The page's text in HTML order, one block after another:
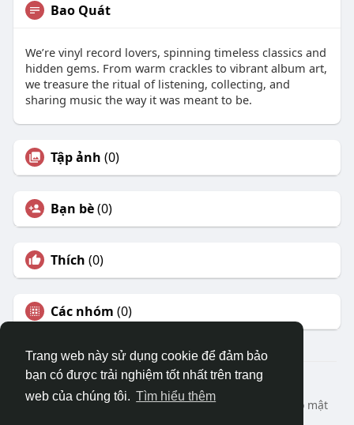
Trang web này sử dụng cookie để đảm bảo
bạn có được trải nghiệm tốt nhất trên trang
web của chúng tôi. Tìm hiểu thêm
Bao Quát
We’re vinyl record lovers, spinning timeless classics and
hidden gems. From warm crackles to vibrant album art,
we treasure the ritual of listening, collecting, and
sharing music the way it was meant to be.
Tập ảnh (0)
Bạn bè(0)
Thích (0)
Các nhóm (0)
© 2026 DRVIET.COM
Nhà
Bao Quát Liên hệ chúng tôi
Chính sách bảo mật